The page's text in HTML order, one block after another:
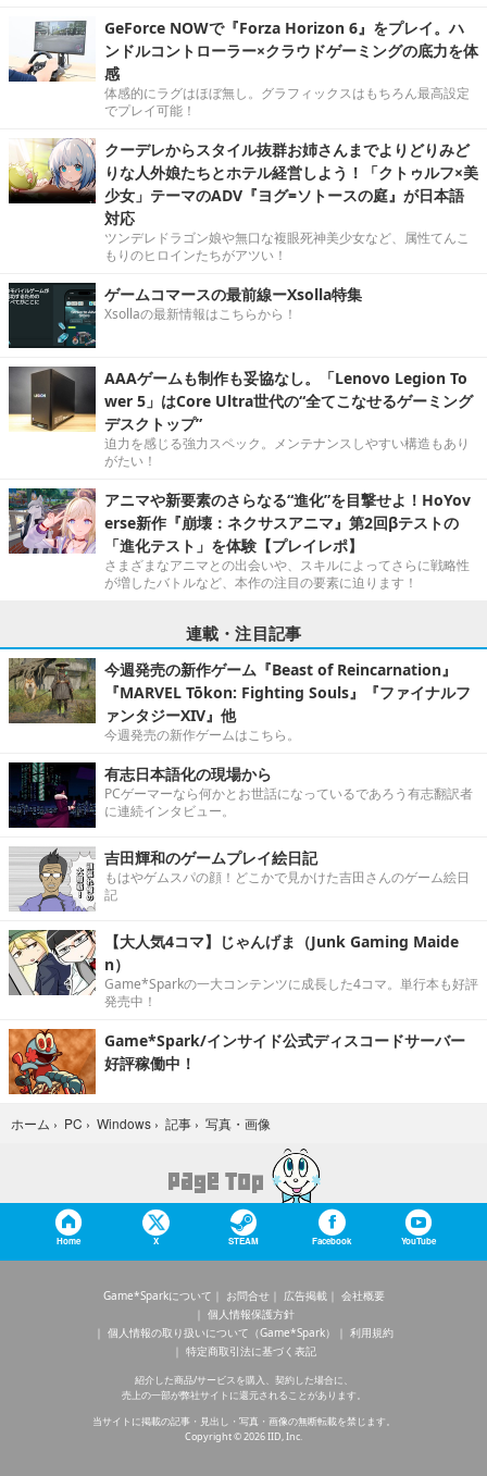
GeForce NOWで『Forza Horizon 6』をプレイ。ハ
ンドルコントローラー×クラウドゲーミングの底力を体
感
体感的にラグはほぼ無し。グラフィックスはもちろん最高設定
でプレイ可能！
クーデレからスタイル抜群お姉さんまでよりどりみど
りな人外娘たちとホテル経営しよう！「クトゥルフ×美
少女」テーマのADV『ヨグ=ソトースの庭』が日本語
対応
ツンデレドラゴン娘や無口な複眼死神美少女など、属性てんこ
もりのヒロインたちがアツい！
ゲームコマースの最前線ーXsolla特集
Xsollaの最新情報はこちらから！
AAAゲームも制作も妥協なし。「Lenovo Legion To
wer 5」はCore Ultra世代の“全てこなせるゲーミング
デスクトップ”
迫力を感じる強力スペック。メンテナンスしやすい構造もあり
がたい！
アニマや新要素のさらなる“進化”を目撃せよ！HoYov
erse新作『崩壊：ネクサスアニマ』第2回βテストの
「進化テスト」を体験【プレイレポ】
さまざまなアニマとの出会いや、スキルによってさらに戦略性
が増したバトルなど、本作の注目の要素に迫ります！
連載・注目記事
今週発売の新作ゲーム『Beast of Reincarnation』
『MARVEL Tōkon: Fighting Souls』『ファイナルフ
ァンタジーXIV』他
今週発売の新作ゲームはこちら。
有志日本語化の現場から
PCゲーマーなら何かとお世話になっているであろう有志翻訳者
に連続インタビュー。
吉田輝和のゲームプレイ絵日記
もはやゲムスパの顔！どこかで見かけた吉田さんのゲーム絵日
記
【大人気4コマ】じゃんげま（Junk Gaming Maide
n）
Game*Sparkの一大コンテンツに成長した4コマ。単行本も好評
発売中！
Game*Spark/インサイド公式ディスコードサーバー
好評稼働中！
ホーム › PC › Windows › 記事 › 写真・画像
Home X STEAM Facebook YouTube
Game*Sparkについて お問合せ 広告掲載
会社概要
個人情報保護方針
個人情報の取り扱いについて（Game*Spark）
利用規約
特定商取引法に基づく表記
紹介した商品/サービスを購入、契約した場合に、
売上の一部が弊社サイトに還元されることがあります。
当サイトに掲載の記事・見出し・写真・画像の無断転載を禁じます。
Copyright © 2026 IID, Inc.